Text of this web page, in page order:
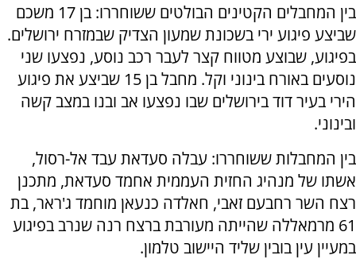
בין המחבלים הקטינים הבולטים ששוחררו: בן 17 משכם
שביצע פיגוע ירי בשכונת שמעון הצדיק שבמזרח ירושלים.
בפיגוע, שבוצע מטווח קצר לעבר רכב נוסע, נפצעו שני
נוסעים באורח בינוני וקל. מחבל בן 15 שביצע את פיגוע
הירי בעיר דוד בירושלים שבו נפצעו אב ובנו במצב קשה
ובינוני.
בין המחבלות ששוחררו: עבלה סעדאת עבד אל-רסול,
אשתו של מנהיג החזית העממית אחמד סעדאת, מתכנן
רצח השר רחבעם זאבי, חאלדה כנעאן מוחמד ג'ראר, בת
61 מרמאללה שהייתה מעורבת ברצח רנה שנרב בפיגוע
במעיין עין בובין שליד היישוב טלמון.